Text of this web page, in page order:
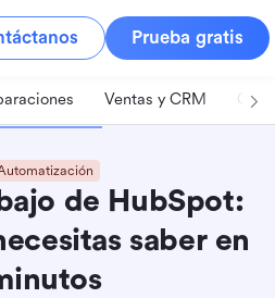
Prueba gratis
Ventas y CRM
de HubSpot:
saber en